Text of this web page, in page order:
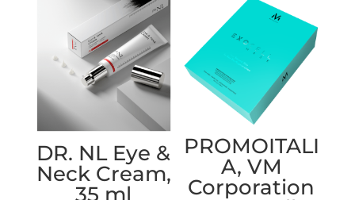
DR. NL Eye &
Neck Cream,
35 ml
PROMOITALI
A, VM
Corporation